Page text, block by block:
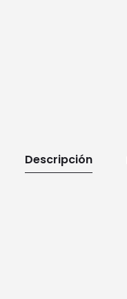
Descripción